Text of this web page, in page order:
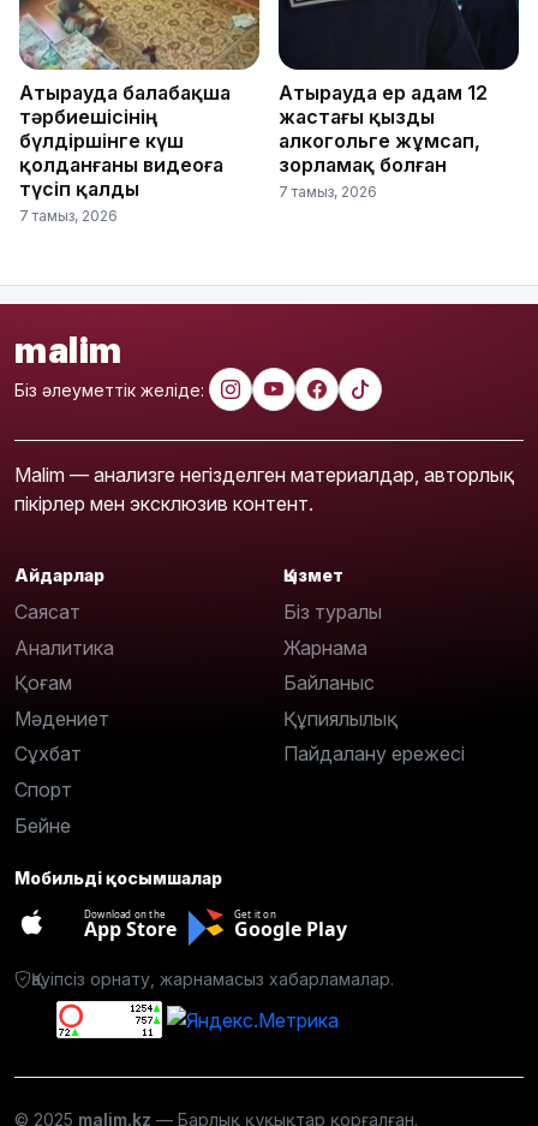
Атырауда балабақша
тәрбиешісінің
бүлдіршінге күш
қолданғаны видеоға
түсіп қалды
7 тамыз, 2026
Атырауда ер адам 12
жастағы қызды
алкогольге жұмсап,
зорламақ болған
7 тамыз, 2026
malim
Біз әлеуметтік желіде:
Malim — анализге негізделген материалдар, авторлық
пікірлер мен эксклюзив контент.
Айдарлар
Саясат
Аналитика
Қоғам
Мәдениет
Сұхбат
Спорт
Бейне
Қызмет
Біз туралы
Жарнама
Байланыс
Құпиялылық
Пайдалану ережесі
Мобильді қосымшалар
Download on the
App Store
Get it on
Google Play
Қауіпсіз орнату, жарнамасыз хабарламалар.
© 2025 malim.kz — Барлық құқықтар қорғалған.